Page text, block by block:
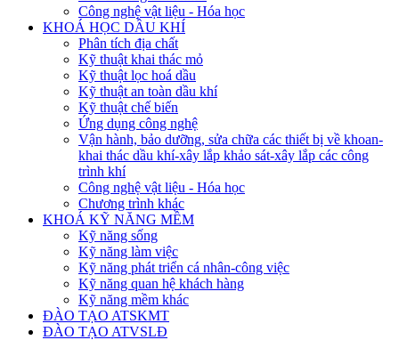
Công nghệ vật liệu - Hóa học
KHOÁ HỌC DẦU KHÍ
Phân tích địa chất
Kỹ thuật khai thác mỏ
Kỹ thuật lọc hoá dầu
Kỹ thuật an toàn dầu khí
Kỹ thuật chế biến
Ứng dụng công nghệ
Vận hành, bảo dưỡng, sửa chữa các thiết bị về khoan-
khai thác dầu khí-xây lắp khảo sát-xây lắp các công
trình khí
Công nghệ vật liệu - Hóa học
Chương trình khác
KHOÁ KỸ NĂNG MỀM
Kỹ năng sống
Kỹ năng làm việc
Kỹ năng phát triển cá nhân-công việc
Kỹ năng quan hệ khách hàng
Kỹ năng mềm khác
ĐÀO TẠO ATSKMT
ĐÀO TẠO ATVSLĐ